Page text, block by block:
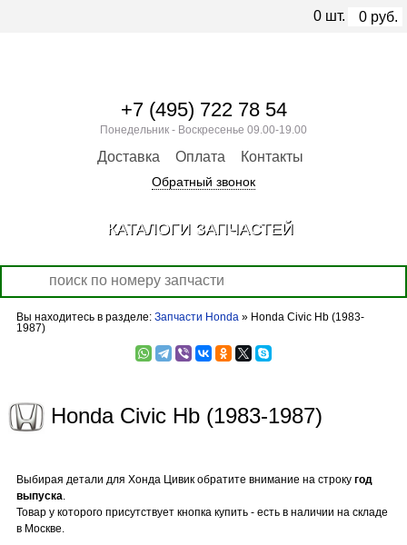
Вы находитесь в разделе: Запчасти Honda» Honda Civic Hb (1983-
1987)
Honda Civic Hb (1983-1987)
Выбирая детали для Хонда Цивик обратите внимание на строку год
выпуска.
Товар у которого присутствует кнопка купить - есть в наличии на складе
в Москве.
+7 (495) 722 78 54
Понедельник - Воскресенье 09.00-19.00
Доставка Оплата Контакты
Обратный звонок
0 шт. 0 руб.
КАТАЛОГИ ЗАПЧАСТЕЙ